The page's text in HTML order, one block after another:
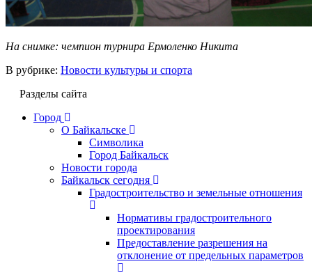
На снимке: чемпион турнира Ермоленко Никита
В рубрике: Новости культуры и спорта
Разделы сайта
Город
О Байкальске
Символика
Город Байкальск
Новости города
Байкальск сегодня
Градостроительство и земельные отношения
Нормативы градостроительного
проектирования
Предоставление разрешения на
отклонение от предельных параметров